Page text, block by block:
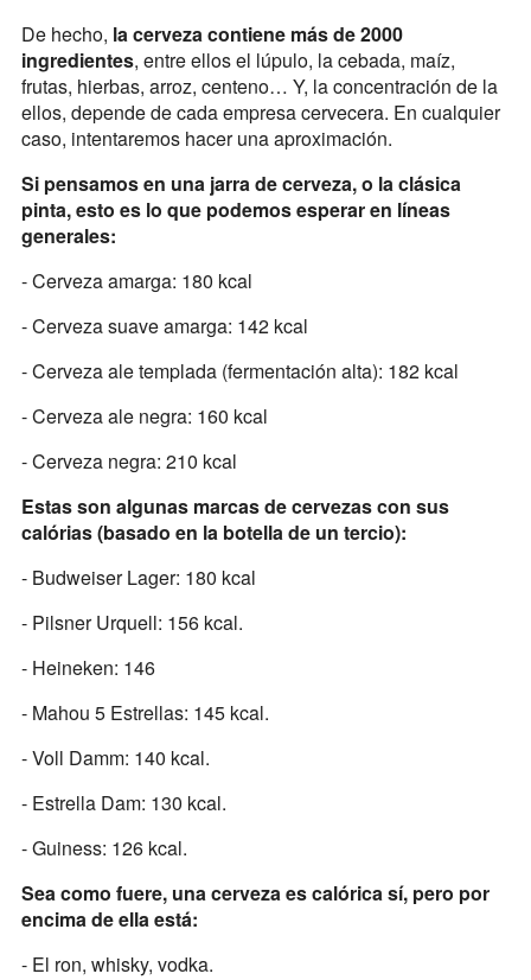
De hecho, la cerveza contiene más de 2000
ingredientes, entre ellos el lúpulo, la cebada, maíz,
frutas, hierbas, arroz, centeno… Y, la concentración de la
ellos, depende de cada empresa cervecera. En cualquier
caso, intentaremos hacer una aproximación.
Si pensamos en una jarra de cerveza, o la clásica
pinta, esto es lo que podemos esperar en líneas
generales:
- Cerveza amarga: 180 kcal
- Cerveza suave amarga: 142 kcal
- Cerveza ale templada (fermentación alta): 182 kcal
- Cerveza ale negra: 160 kcal
- Cerveza negra: 210 kcal
Estas son algunas marcas de cervezas con sus
calórias (basado en la botella de un tercio):
- Budweiser Lager: 180 kcal
- Pilsner Urquell: 156 kcal.
- Heineken: 146
- Mahou 5 Estrellas: 145 kcal.
- Voll Damm: 140 kcal.
- Estrella Dam: 130 kcal.
- Guiness: 126 kcal.
Sea como fuere, una cerveza es calórica sí, pero por
encima de ella está:
- El ron, whisky, vodka.